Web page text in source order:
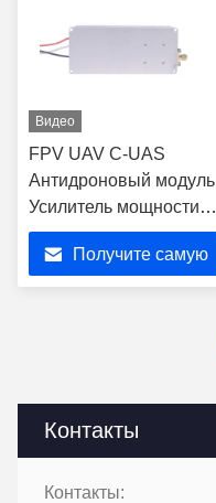
Контакты
Контакты:
Видео
FPV UAV C-UAS
Антидроновый модуль
Усилитель мощности
RF для помех сигнала
950MHz-1050MHz
Получите самую